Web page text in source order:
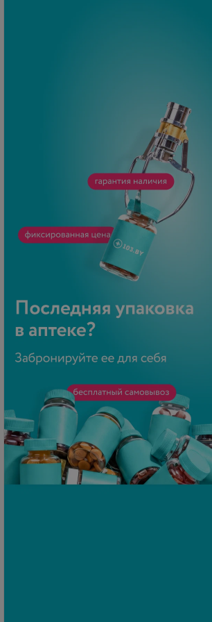
Подробнее
Наращивание ногтей +
однотонное покрытие гель-
лаком (короткие до 2 мм)
130 руб.
Запись по телефону
Записаться